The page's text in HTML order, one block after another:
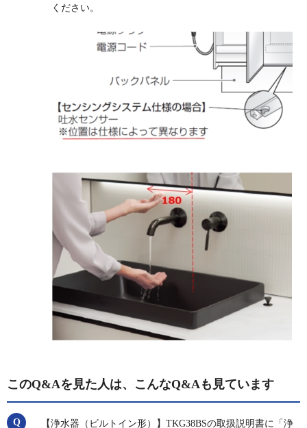
ください。
このQ&Aを見た人は、こんなQ&Aも見ています
【浄水器（ビルトイン形）】TKG38BSの取扱説明書に「浄